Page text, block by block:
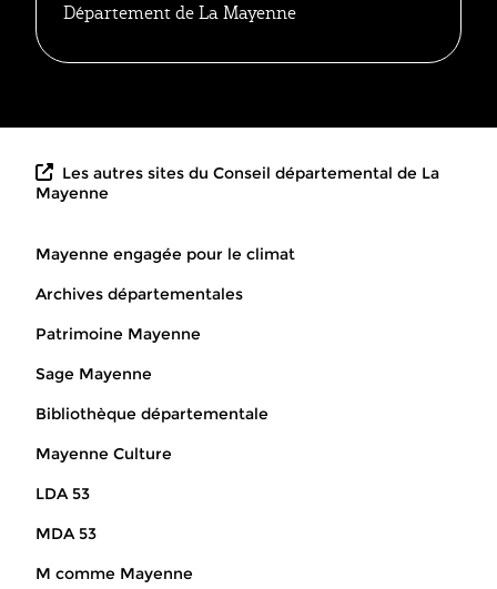
Département de La Mayenne
Les autres sites du Conseil départemental de La
Mayenne
Mayenne engagée pour le climat
Archives départementales
Patrimoine Mayenne
Sage Mayenne
Bibliothèque départementale
Mayenne Culture
LDA 53
MDA 53
M comme Mayenne